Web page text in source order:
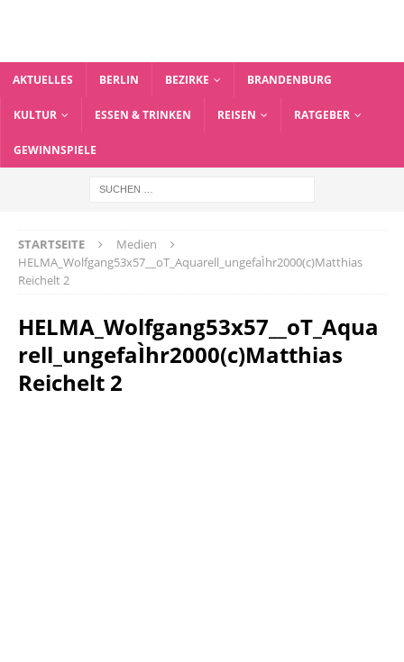
AKTUELLES BERLIN BEZIRKE BRANDENBURG
KULTUR ESSEN & TRINKEN REISEN RATGEBER
GEWINNSPIELE
STARTSEITE
Medien
HELMA_Wolfgang53x57__oT_Aquarell_ungefaÌhr2000(c)Matthias
Reichelt 2
HELMA_Wolfgang53x57__oT_Aqua
rell_ungefaÌhr2000(c)Matthias
Reichelt 2